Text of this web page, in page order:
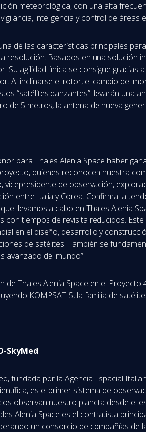
meteorológica, con una alta
inteligencia y control de
de las características principales
resolución. Basados en una solución
Su agilidad única se consigue
Al inclinarse el rotor, el cambio del
“satélites danzantes” llevarán una
de 5 metros, la antena de nueva
para Thales Alenia Space haber
quienes reconocen nuestra
vicepresidente de observación,
entre Italia y Corea. Confirma la
que llevamos a cabo en Thales Alenia
con tiempos de revisita reducidos.
en el diseño, desarrollo y
de satélites. También se
avanzado del mundo”.
de Thales Alenia Space en el
KOMPSAT-5, la familia de
SkyMed
fundada por la Agencia Espacial
es el primer sistema de
observan nuestro planeta desde el
Alenia Space es el contratista
un consorcio de compañías de